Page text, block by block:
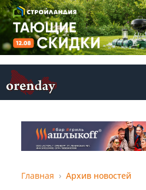
Главная Архив новостей